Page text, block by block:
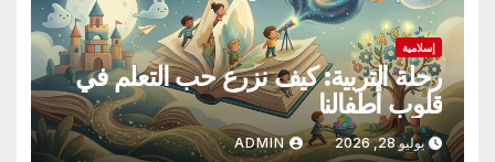
إسلامية
رحلة التربية: كيف نزرع حب التعلم في
قلوب أطفالنا
يوليو 28, 2026 ADMIN